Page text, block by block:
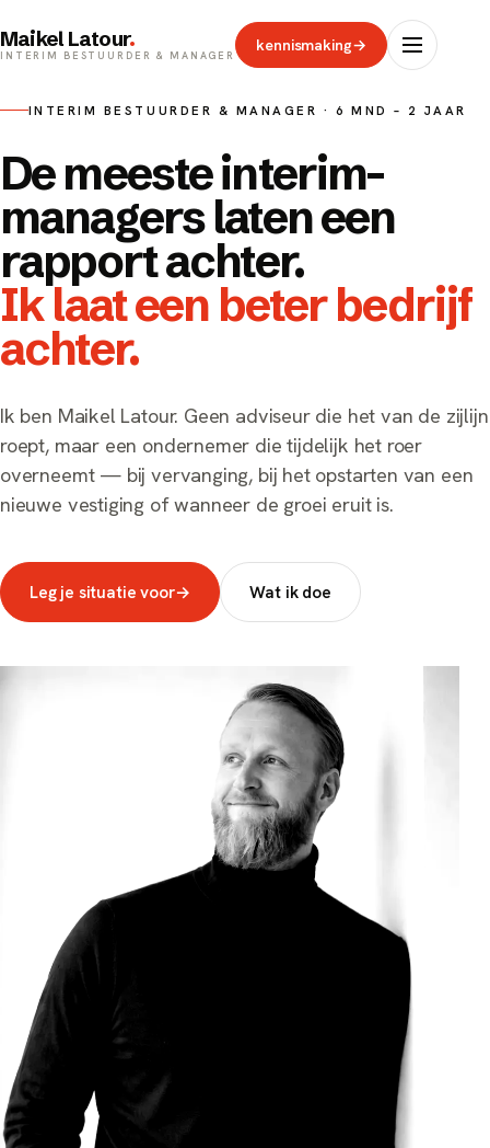
Maikel Latour.
INTERIM BESTUURDER & MANAGER
kennismaking→
INTERIM BESTUURDER & MANAGER · 6 MND – 2 JAAR
De meeste interim-
managers laten een
rapport achter.
Ik laat een beter bedrijf
achter.
Ik ben Maikel Latour. Geen adviseur die het van de zijlijn
roept, maar een ondernemer die tijdelijk het roer
overneemt — bij vervanging, bij het opstarten van een
nieuwe vestiging of wanneer de groei eruit is.
Leg je situatie voor→ Wat ik doe